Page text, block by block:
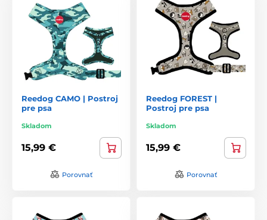
Reedog CAMO | Postroj
pre psa
Skladom
15,99 €
Porovnať
Reedog FOREST |
Postroj pre psa
Skladom
15,99 €
Porovnať